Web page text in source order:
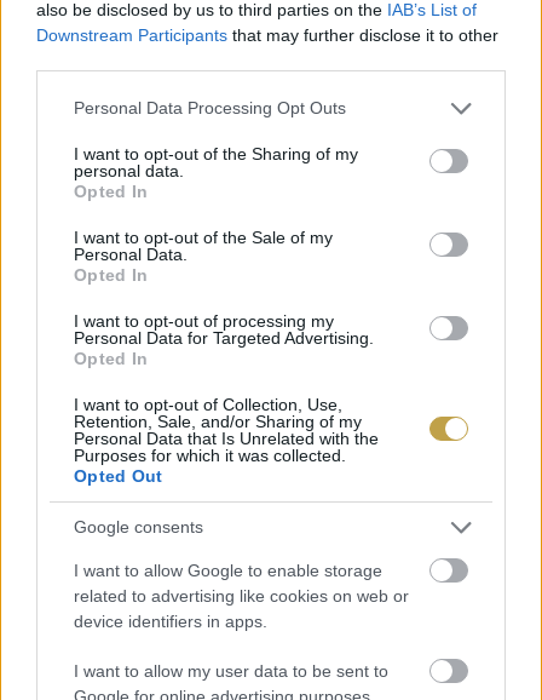
also be disclosed by us to third parties on the IAB’s List of
Downstream Participants that may further disclose it to other
Please note that this website/app uses one or more Google
not limited to your visit or usage behaviour. You may click to
grant or deny consent to Google and its third-party tags to
use your data for below specified purposes in below Google
consent section.
Personal Data Processing Opt Outs
I want to opt-out of the Sharing of my
personal data.
Opted In
I want to opt-out of the Sale of my
Personal Data.
Opted In
I want to opt-out of processing my
Personal Data for Targeted Advertising.
Opted In
I want to opt-out of Collection, Use,
Retention, Sale, and/or Sharing of my
Personal Data that Is Unrelated with the
Purposes for which it was collected.
Opted Out
Google consents
I want to allow Google to enable storage
related to advertising like cookies on web or
device identifiers in apps.
I want to allow my user data to be sent to
Google for online advertising purposes.
A tévétorony hasznosításának első ütemű startját
eredetileg még 2022-re tűzték ki. A háború
azonban közbeszólt, és lelassult a kivitelezés. Az
tudható, hogy a libegő tervezési megbízását
nettó 48,5 millió forintért a Hadas Építész
Mérnöki és Művészeti Kft. nyerte el. A vonatkozó
Hogy a kivitelezés pontosan mennyibe kerülhet,